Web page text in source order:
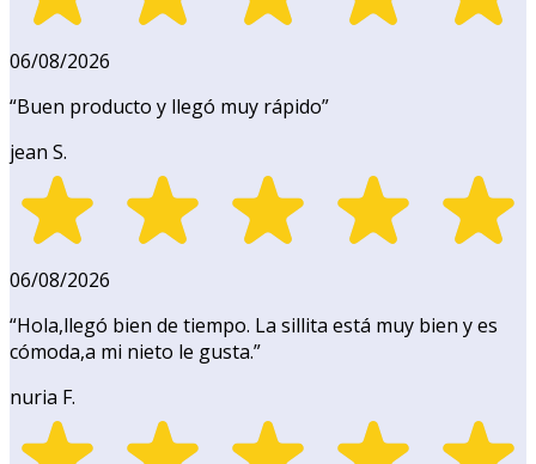
06/08/2026
“Buen producto y llegó muy rápido”
jean S.
06/08/2026
“Hola,llegó bien de tiempo. La sillita está muy bien y es
cómoda,a mi nieto le gusta.”
nuria F.